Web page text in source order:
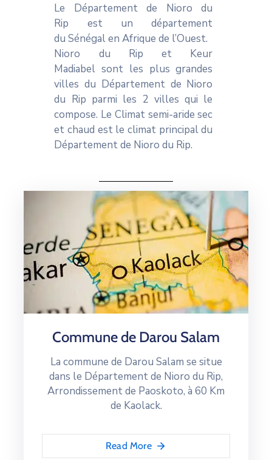
Le Département de Nioro du
Rip est un département
du Sénégal en Afrique de l’Ouest.
Nioro du Rip et Keur
Madiabel sont les plus grandes
villes du Département de Nioro
du Rip parmi les 2 villes qui le
compose. Le Climat semi-aride sec
et chaud est le climat principal du
Département de Nioro du Rip.
Commune de Darou Salam
La commune de Darou Salam se situe
dans le Département de Nioro du Rip,
Arrondissement de Paoskoto, à 60 Km
de Kaolack.
Read More